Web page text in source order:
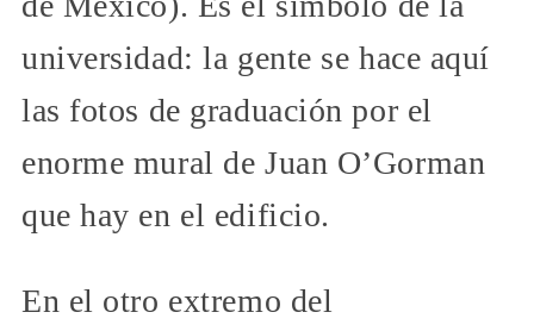
universidad: la gente se hace aquí
las fotos de graduación por el
enorme mural de Juan O’Gorman
que hay en el edificio.
En el otro extremo del